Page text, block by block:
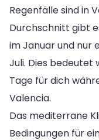
Regenfälle sind in
Durchschnitt gibt
im Januar und nur
Juli. Dies bedeutet
Tage für dich
Valencia.
Das mediterrane
Bedingungen für